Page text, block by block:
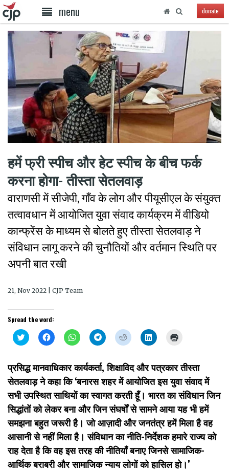
menu donate
हमें फ्री स्पीच और हेट स्पीच के बीच फर्क
करना होगा- तीस्ता सेतलवाड़
वाराणसी में सीजेपी, गाँव के लोग और पीयूसीएल के संयुक्त
तत्वावधान में आयोजित युवा संवाद कार्यक्रम में वीडियो
कान्फ्रेंस के माध्यम से बोलते हुए तीस्ता सेतलवाड़ ने
संविधान लागू करने की चुनौतियों और वर्तमान स्थिति पर
अपनी बात रखी
21, Nov 2022 | CJP Team
Spread the word:
Click
to
(Opens
in
new
window)
Click
to
Facebook
(Opens
new
window)
Click
to
WhatsApp
(Opens
new
window)
Click
to
Telegram
(Opens
in
new
window)
Click
to
Reddit
(Opens
new
window)
Click
to
(Opens
new
window)
in
new
window)
प्रसिद्ध मानवाधिकार कार्यकर्ता, शिक्षाविद और पत्रकार तीस्ता
सेतलवाड़ ने कहा कि ‘बनारस शहर में आयोजित इस युवा संवाद में
सभी उपस्थित साथियों का स्वागत करती हूँ। भारत का संविधान जिन
सिद्धांतों को लेकर बना और जिन संघर्षों से सामने आया यह भी हमें
समझना बहुत जरूरी है। जो आज़ादी और जनतंत्र हमें मिला है वह
आसानी से नहीं मिला है। संविधान का नीति-निर्देशक हमारे राज्य को
राह देता है कि वह इस तरह की नीतियाँ बनाए जिनसे सामाजिक-
आर्थिक बराबरी और सामाजिक न्याय लोगों को हासिल हो।’